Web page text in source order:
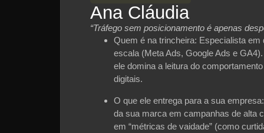
Ana Cláudia
“Tráfego sem posicionamento é apenas
Quem é na trincheira: Especialista em
escala (Meta Ads, Google Ads e
ele domina a leitura do
digitais.
O que ele entrega para a sua empresa:
da sua marca em campanhas de alta
em “métricas de vaidade” (como